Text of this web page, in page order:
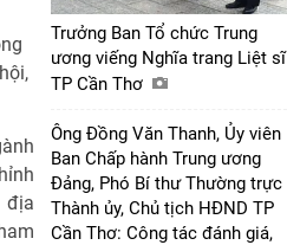
địa
Trưởng Ban Tổ chức Trung
ương viếng Nghĩa trang Liệt sĩ
TP Cần Thơ
Ông Đồng Văn Thanh, Ủy viên
Ban Chấp hành Trung ương
Đảng, Phó Bí thư Thường trực
Thành ủy, Chủ tịch HĐND TP
Cần Thơ: Công tác đánh giá,